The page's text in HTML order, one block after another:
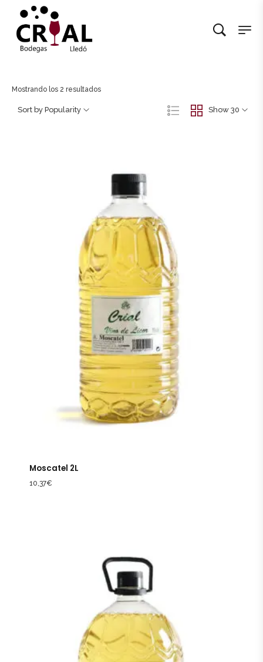
Mostrando los 2 resultados
Show 30
Sort by Popularity
Moscatel 2L
10,37€